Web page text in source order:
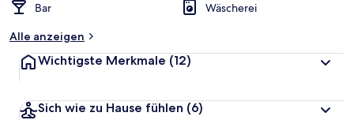
Bar
Wäscherei
Alle anzeigen
Wichtigste Merkmale (12)
Sich wie zu Hause fühlen (6)